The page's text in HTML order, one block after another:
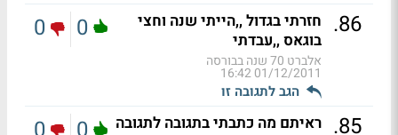
86
. חזרתי בגדול ,,הייתי שנה וחצי
בוגאס ,,עבדתי
אלברט 70 שנה בבורסה
01/12/2011 16:42
הגב לתגובה זו
0
0
85
. ראיתם מה כתבתי בתגובה לתגובה